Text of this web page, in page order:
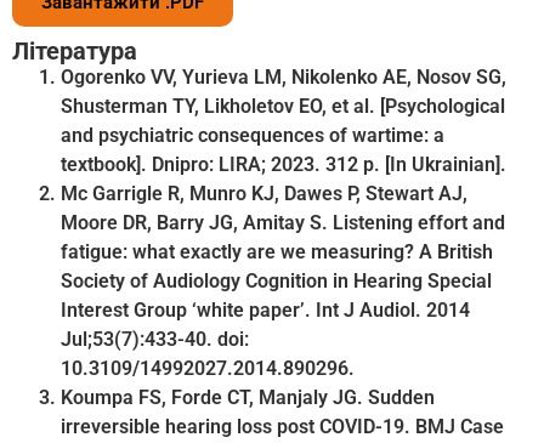
Література
Ogorenko VV, Yurieva LM, Nikolenko AE, Nosov SG,
Shusterman TY, Likholetov EO, et al. [Psychological
and psychiatric consequences of wartime: a
textbook]. Dnipro: LIRA; 2023. 312 p. [In Ukrainian].
Mc Garrigle R, Munro KJ, Dawes P, Stewart AJ,
Moore DR, Barry JG, Amitay S. Listening effort and
fatigue: what exactly are we measuring? A British
Society of Audiology Cognition in Hearing Special
Interest Group ‘white paper’. Int J Audiol. 2014
Jul;53(7):433-40. doi:
10.3109/14992027.2014.890296.
Koumpa FS, Forde CT, Manjaly JG. Sudden
irreversible hearing loss post COVID-19. BMJ Case